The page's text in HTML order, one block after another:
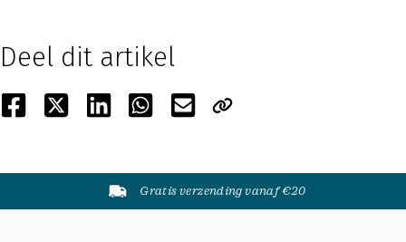
Deel dit artikel
Gratis verzending vanaf €20